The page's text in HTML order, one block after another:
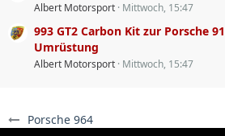
Porsche 964
Albert Motorsport Mittwoch, 15:47
993 GT2 Carbon Kit zur Porsche
Umrüstung
Albert Motorsport Mittwoch, 15:47